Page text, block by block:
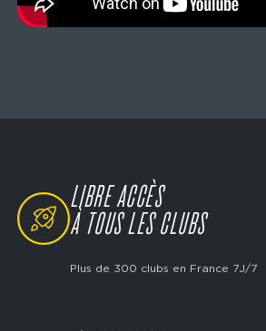
SVG
LIBRE ACCÈS
À TOUS LES CLUBS
Plus de 300 clubs en France 7J/7